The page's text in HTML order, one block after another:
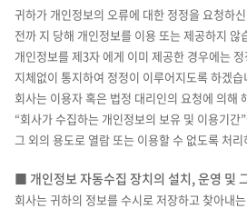
귀하가 개인정보의 오류에 대한 정정을 요청하
전까 지 당해 개인정보를 이용 또는 제공하지 않
개인정보를 제3자 에게 이미 제공한 경우에는
지체없이 통지하여 정정이 이루어지도록 하겠습
회사는 이용자 혹은 법정 대리인의 요청에 의해
“회사가 수집하는 개인정보의 보유 및 이용기간
그 외의 용도로 열람 또는 이용할 수 없도록 처
■ 개인정보 자동수집 장치의 설치, 운영 및
회사는 귀하의 정보를 수시로 저장하고 찾아내